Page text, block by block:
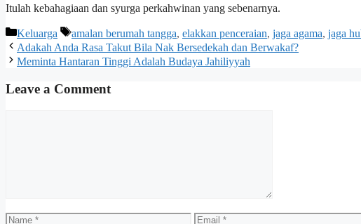
Itulah kebahagiaan dan syurga perkahwinan yang sebenarnya.
Categories
Keluarga Tags
amalan berumah tangga, elakkan penceraian, jaga agama, jaga
Adakah Anda Rasa Takut Bila Nak Bersedekah dan Berwakaf?
Meminta Hantaran Tinggi Adalah Budaya Jahiliyyah
Leave a Comment
Name Email